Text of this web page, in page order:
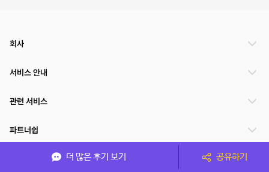
더 많은 후기 보기 공유하기
회사
서비스 안내
관련 서비스
파트너쉽
서비스 제공 국가